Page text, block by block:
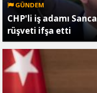
GÜNDEM
CHP'li iş adamı
rüşveti ifşa etti